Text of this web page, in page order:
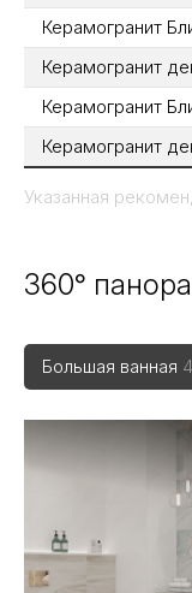
Керамогранит
Керамогранит
Керамогранит
Керамогранит
Указанная
360°
Большая ванная 4